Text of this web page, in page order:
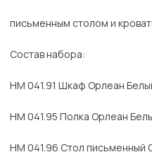
письменным столом и
Состав набора:
НМ 041.91 Шкаф Орлеан
НМ 041.95 Полка Орлеан
НМ 041.96 Стол письменный